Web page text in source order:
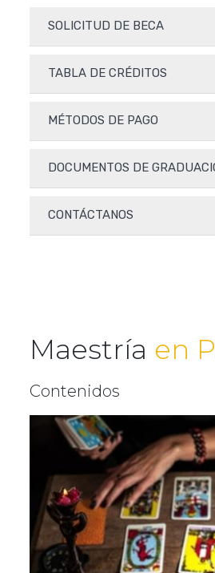
SOLICITUD DE BECA
TABLA DE CRÉDITOS
MÉTODOS DE PAGO
DOCUMENTOS DE
CONTÁCTANOS
Maestría en
Contenidos